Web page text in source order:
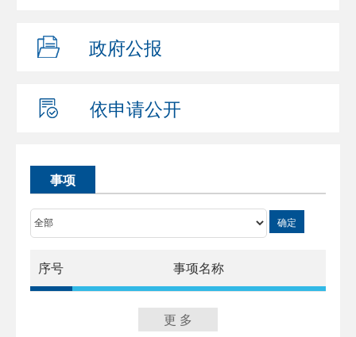
政府公报
依申请公开
事项
确定
序号 事项名称
更 多